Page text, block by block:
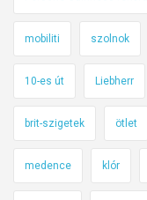
mobiliti szolnok
10-es út Liebherr
brit-szigetek ötlet
medence klór